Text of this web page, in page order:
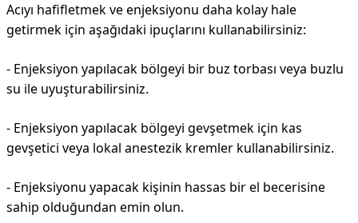
Acıyı hafifletmek ve enjeksiyonu daha kolay hale
getirmek için aşağıdaki ipuçlarını kullanabilirsiniz:
- Enjeksiyon yapılacak bölgeyi bir buz torbası veya buzlu
su ile uyuşturabilirsiniz.
- Enjeksiyon yapılacak bölgeyi gevşetmek için kas
gevşetici veya lokal anestezik kremler kullanabilirsiniz.
- Enjeksiyonu yapacak kişinin hassas bir el becerisine
sahip olduğundan emin olun.